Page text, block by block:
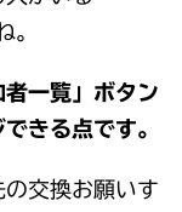
。
一覧」ボタン
きる点です。
交換お願いす